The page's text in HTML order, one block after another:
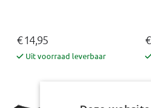
€ 14,95
Uit voorraad leverbaar